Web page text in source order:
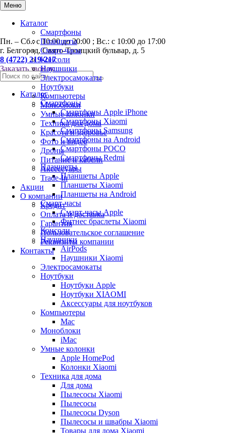
Меню
Каталог
Смартфоны
Планшеты
Смарт-часы
Консоли
Наушники
Электросамокаты
Ноутбуки
Компьютеры
Моноблоки
Умные колонки
Техника для дома
Красота и здоровье
Фото и видео
Дроны
Питание и кабели
Аксессуары
Trade-In
Акции
О компании
Кредит
Оплата и доставка
Гарантия
Пользовательское соглашение
Реквизиты компании
Контакты
0
Пн. – Сб.: с 10:00 до 20:00 ; Вс.: с 10:00 до 17:00
г. Белгород, Свято-Троицкий бульвар, д. 5
8 (4722) 219-217
Заказать звонок
Каталог
Смартфоны
Смартфоны Apple iPhone
Смартфоны Хiaomi
Смартфоны Samsung
Смартфоны на Android
Смартфоны POCO
Смартфоны Redmi
Планшеты
Планшеты Apple
Планшеты Xiaomi
Планшеты на Android
Смарт-часы
Смарт-часы Apple
Фитнес браслеты Xiaomi
Консоли
Наушники
AirPods
Наушники Xiaomi
Электросамокаты
Ноутбуки
Ноутбуки Apple
Ноутбуки XIAOMI
Аксессуары для ноутбуков
Компьютеры
Mac
Моноблоки
iMac
Умные колонки
Apple HomePod
Колонки Xiaomi
Техника для дома
Для дома
Пылесосы Xiaomi
Пылесосы
Пылесосы Dyson
Пылесосы и швабры Xiaomi
Товары для дома Xiaomi